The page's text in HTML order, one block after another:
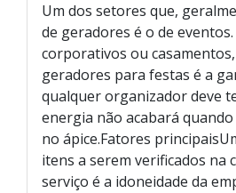
Um dos setores que,
de geradores é o de eventos.
corporativos ou
geradores para festas é a
qualquer organizador deve
energia não acabará
no ápice.Fatores
itens a serem verificados na
serviço é a idoneidade da